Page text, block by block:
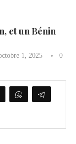
et un Bénin
1, 2025
0